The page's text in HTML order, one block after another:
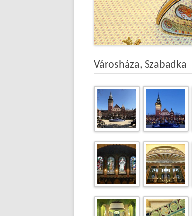
Városháza, Szabadka